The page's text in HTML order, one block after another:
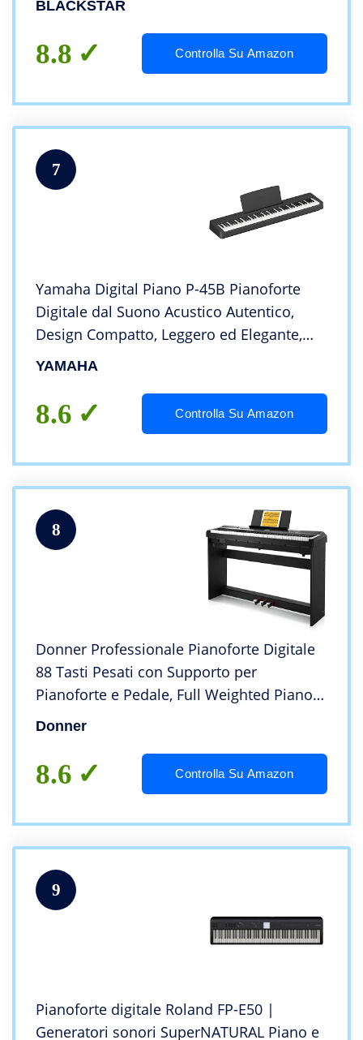
BLACKSTAR
8.8 Controlla Su Amazon
7
Yamaha Digital Piano P-45B Pianoforte
Digitale dal Suono Acustico Autentico,
Design Compatto, Leggero ed Elegante,
Facile da Usare e Trasportare, Nero
YAMAHA
8.6 Controlla Su Amazon
8
Donner Professionale Pianoforte Digitale
88 Tasti Pesati con Supporto per
Pianoforte e Pedale, Full Weighted Piano
Elettroniche Fullsize per Principianti, DEP-
Donner
8.6 Controlla Su Amazon
9
Pianoforte digitale Roland FP-E50 |
Generatori sonori SuperNATURAL Piano e